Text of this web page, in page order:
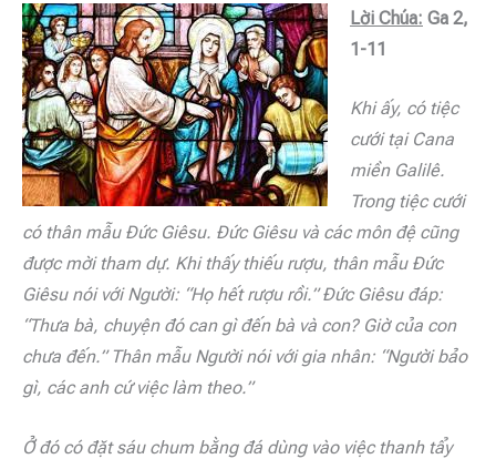
Lời Chúa: Ga 2,
1-11
Khi ấy, có tiệc
cưới tại Cana
miền Galilê.
Trong tiệc cưới
có thân mẫu Ðức Giêsu. Ðức Giêsu và các môn đệ cũng
được mời tham dự. Khi thấy thiếu rượu, thân mẫu Ðức
Giêsu nói với Người: “Họ hết rượu rồi.” Ðức Giêsu đáp:
“Thưa bà, chuyện đó can gì đến bà và con? Giờ của con
chưa đến.” Thân mẫu Người nói với gia nhân: “Người bảo
gì, các anh cứ việc làm theo.”
Ở đó có đặt sáu chum bằng đá dùng vào việc thanh tẩy